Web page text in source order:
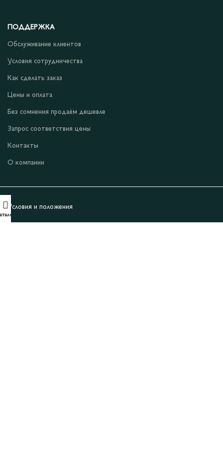
ПОДДЕРЖКА
Обслуживание клиентов
Условия сотрудничества
Как сделать заказ
Цены и оплата
Без сомнения продаём дешевле
Запрос соответствия цены
Контакты
О компании
Условия и положения